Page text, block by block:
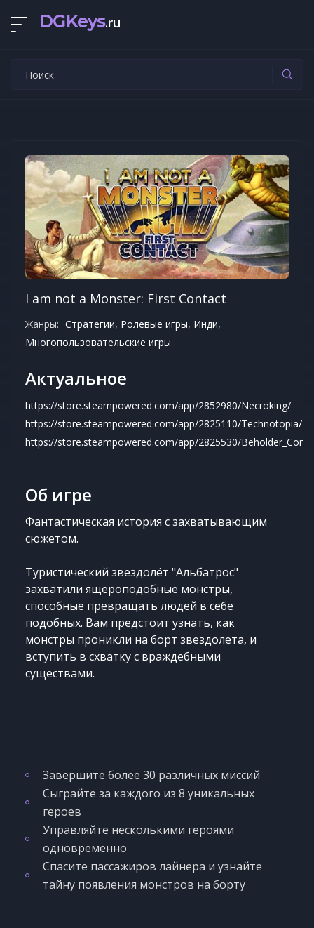
DGKeys.ru
I am not a Monster: First Contact
Жанры: Стратегии, Ролевые игры, Инди,
Многопользовательские игры
Актуальное
https://store.steampowered.com/app/2852980/Necroking/
https://store.steampowered.com/app/2825110/Technotopia/
https://store.steampowered.com/app/2825530/
Об игре
Фантастическая история с захватывающим
сюжетом.
Туристический звездолёт "Альбатрос"
захватили ящероподобные монстры,
способные превращать людей в себе
подобных. Вам предстоит узнать, как
монстры проникли на борт звездолета, и
вступить в схватку с враждебными
существами.
Завершите более 30 различных миссий
Сыграйте за каждого из 8 уникальных
героев
Управляйте несколькими героями
одновременно
Спасите пассажиров лайнера и узнайте
тайну появления монстров на борту